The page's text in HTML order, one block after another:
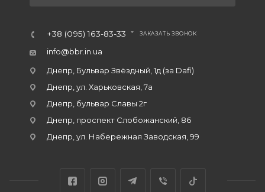
+38 (095) 163-83-33 ЗАКАЗАТЬ ЗВОНОК
info@bbr.in.ua
Днепр, Бульвар Звёздный, 1д (за Dafi)
Днепр, ул. Харьковская, 7а
Днепр, бульвар Славы 2г
Днепр, проспект Слобожанский, 86
Днепр, ул. Набережная Заводская, 99